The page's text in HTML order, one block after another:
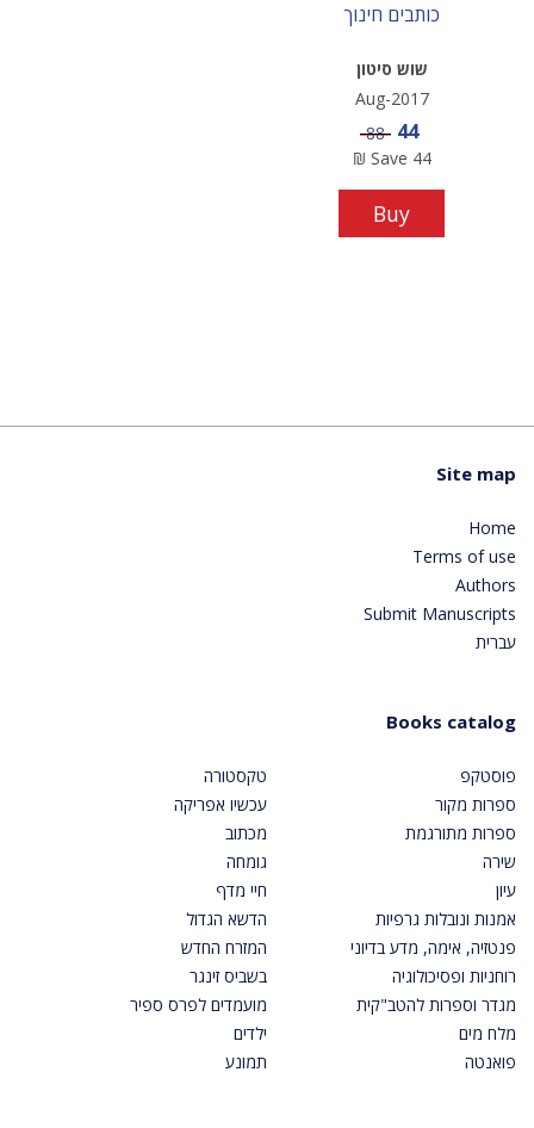
כותבים חינוך
שוש סיטון
Aug-2017
Sale price
44
Price
88
Save 44
₪
Buy
Site map
Home
Terms of use
Authors
Submit Manuscripts
עברית
Books catalog
פוסטקפ
ספרות מקור
ספרות מתורגמת
שירה
עיון
אמנות ונובלות גרפיות
פנטזיה, אימה, מדע בדיוני
רוחניות ופסיכולוגיה
מגדר וספרות להטב"קית
מלח מים
פואנטה
טקסטורה
עכשיו אפריקה
מכתוב
גומחה
חיי מדף
הדשא הגדול
המזרח החדש
בשביס זינגר
מועמדים לפרס ספיר
ילדים
תמונע